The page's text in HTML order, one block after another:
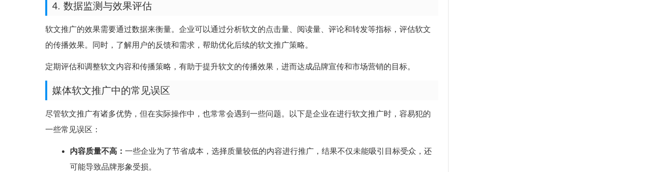
4. 数据监测与效果评估
软文推广的效果需要通过数据来衡量。企业可以通过分析软文的点击量、阅读量、评论和转发等指标，评估软文
的传播效果。同时，了解用户的反馈和需求，帮助优化后续的软文推广策略。
定期评估和调整软文内容和传播策略，有助于提升软文的传播效果，进而达成品牌宣传和市场营销的目标。
媒体软文推广中的常见误区
尽管软文推广有诸多优势，但在实际操作中，也常常会遇到一些问题。以下是企业在进行软文推广时，容易犯的
一些常见误区：
内容质量不高： 一些企业为了节省成本，选择质量较低的内容进行推广，结果不仅未能吸引目标受众，还
可能导致品牌形象受损。